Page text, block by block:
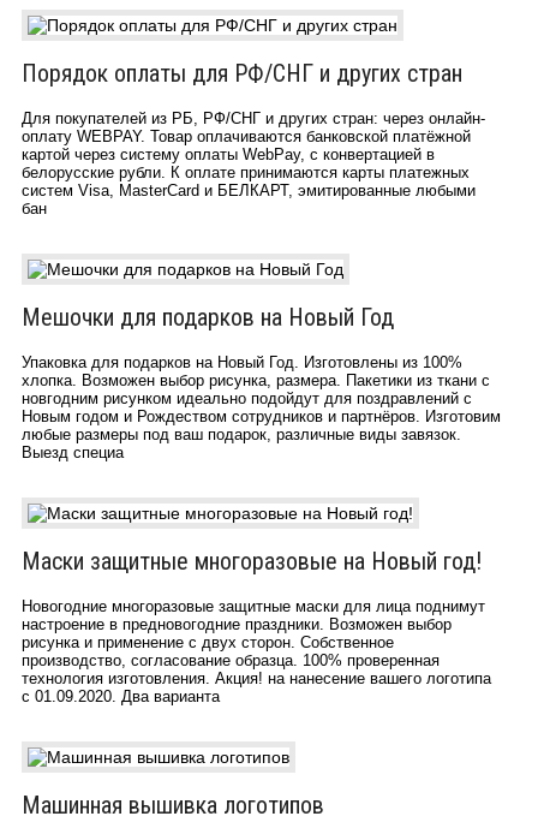
Порядок оплаты для РФ/СНГ и других стран
Для покупателей из РБ, РФ/СНГ и других стран: через онлайн-
оплату WEBPAY. Товар оплачиваются банковской платёжной
картой через систему оплаты WebPay, c конвертацией в
белорусские рубли. К оплате принимаются карты платежных
систем Visa, MasterCard и БЕЛКАРТ, эмитированные любыми
бан
Мешочки для подарков на Новый Год
Упаковка для подарков на Новый Год. Изготовлены из 100%
хлопка. Возможен выбор рисунка, размера. Пакетики из ткани с
новгодним рисунком идеально подойдут для поздравлений с
Новым годом и Рождеством сотрудников и партнёров. Изготовим
любые размеры под ваш подарок, различные виды завязок.
Выезд специа
Маски защитные многоразовые на Новый год!
Новогодние многоразовые защитные маски для лица поднимут
настроение в предновогодние праздники. Возможен выбор
рисунка и применение с двух сторон. Собственное
производство, согласование образца. 100% проверенная
технология изготовления. Акция! на нанесение вашего логотипа
с 01.09.2020. Два варианта
Машинная вышивка логотипов